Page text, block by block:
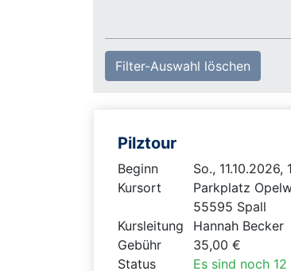
Filter-Auswahl löschen
Pilztour
Beginn
So.,
Kursort
Parkplatz
55595 Spall
Kursleitung
Hannah Becker
Gebühr
35,00 €
Status
Es sind noch